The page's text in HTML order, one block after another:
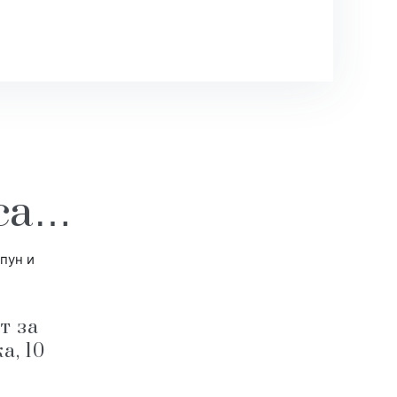
за
10